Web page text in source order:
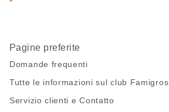
Pagine preferite
Domande frequenti
Tutte le informazioni sul club Famigros
Servizio clienti e Contatto